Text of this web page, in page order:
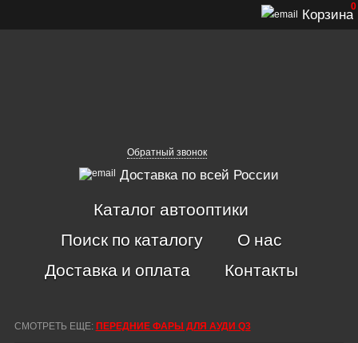
Обратный звонок
Доставка по всей России
Корзина
0
Каталог автооптики
Поиск по каталогу
О нас
Доставка и оплата
Контакты
СМОТРЕТЬ ЕЩЕ: ПЕРЕДНИЕ ФАРЫ ДЛЯ АУДИ Q3